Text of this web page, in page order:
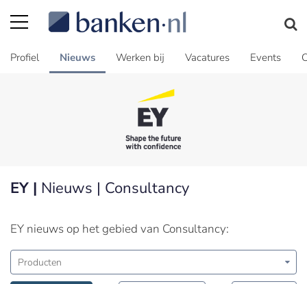
Profiel Nieuws Werken bij Vacatures Events
EY | Nieuws | Consultancy
EY nieuws op het gebied van Consultancy:
Producten